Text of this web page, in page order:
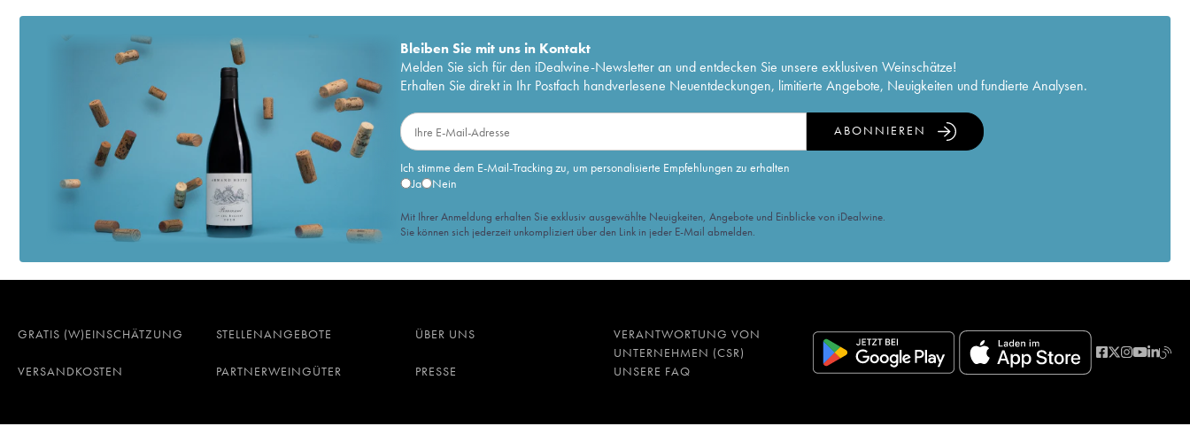
Bleiben Sie mit uns in Kontakt
Melden Sie sich für den iDealwine-Newsletter an und entdecken Sie unsere exklusiven Weinschätze!
Erhalten Sie direkt in Ihr Postfach handverlesene Neuentdeckungen, limitierte Angebote, Neuigkeiten und fundierte Analysen.
Ich stimme dem E-Mail-Tracking zu, um personalisierte Empfehlungen zu erhalten
Ja
Nein
ABONNIEREN
Mit Ihrer Anmeldung erhalten Sie exklusiv ausgewählte Neuigkeiten, Angebote und Einblicke von iDealwine.
Sie können sich jederzeit unkompliziert über den Link in jeder E-Mail abmelden.
GRATIS (W)EINSCHÄTZUNG STELLENANGEBOTE ÜBER UNS
VERANTWORTUNG VON
UNTERNEHMEN (CSR)
VERSANDKOSTEN
PARTNERWEINGÜTER PRESSE UNSERE FAQ